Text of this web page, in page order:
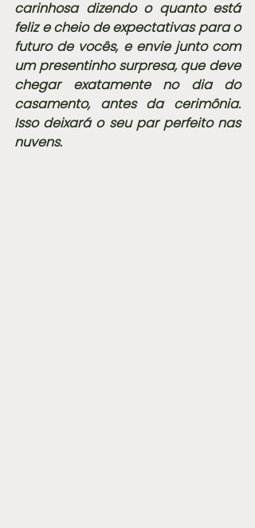
carinhosa dizendo o quanto está
feliz e cheio de expectativas para o
futuro de vocês, e envie junto com
um presentinho surpresa, que deve
chegar exatamente no dia do
casamento, antes da cerimônia.
Isso deixará o seu par perfeito nas
nuvens.